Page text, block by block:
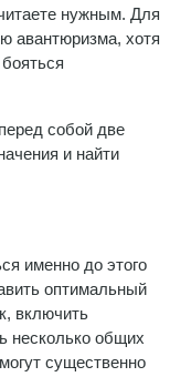
нужным. Для
авантюризма, хотя
собой две
и найти
именно до этого
оптимальный
включить
несколько общих
существенно